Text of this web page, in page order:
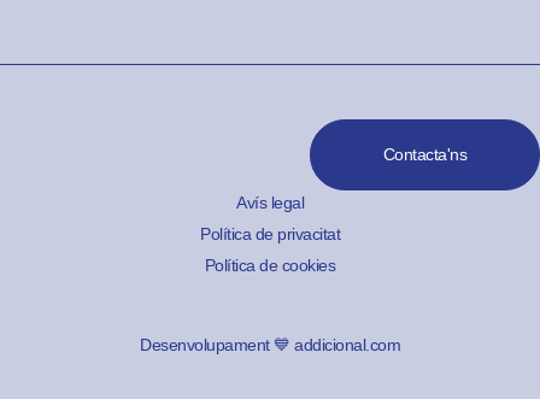
Contacta'ns
Avís legal
Política de privacitat
Política de cookies
Desenvolupament 💙 addicional.com